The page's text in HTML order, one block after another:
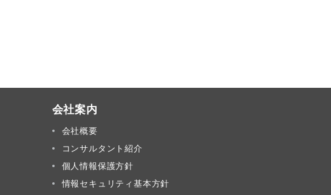
会社案内
会社概要
コンサルタント紹介
個人情報保護方針
情報セキュリティ基本方針